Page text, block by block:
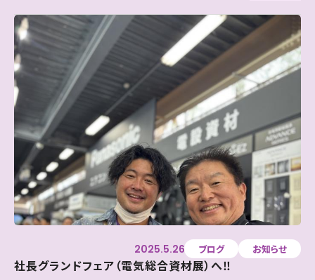
社長グランドフェア（電気総合資材展）へ‼
2025.5.26 ブログ お知らせ